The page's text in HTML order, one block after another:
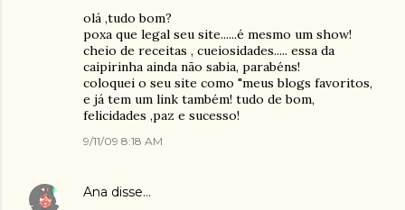
olá ,tudo bom?
poxa que legal seu site......é mesmo um show!
cheio de receitas , cueiosidades..... essa da
caipirinha ainda não sabia, parabéns!
coloquei o seu site como "meus blogs favoritos,
e já tem um link também! tudo de bom,
felicidades ,paz e sucesso!
9/11/09 8:18 AM
Ana disse…